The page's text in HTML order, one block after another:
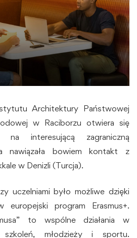
Architektury Państwowej
w Raciborzu otwiera się
na interesującą zagraniczną
nawiązała bowiem kontakt z
w Denizli (Turcja).
uczelniami było możliwe dzięki
europejski program Erasmus+.
to wspólne działania w
szkoleń, młodzieży i sportu.